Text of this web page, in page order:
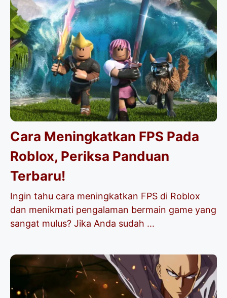
Cara Meningkatkan FPS Pada
Roblox, Periksa Panduan
Terbaru!
Ingin tahu cara meningkatkan FPS di Roblox
dan menikmati pengalaman bermain game yang
sangat mulus? Jika Anda sudah ...